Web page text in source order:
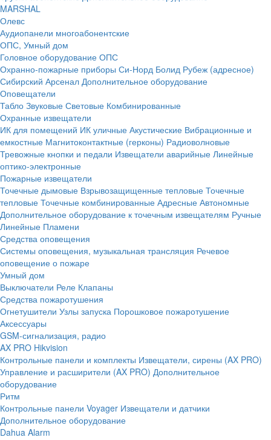
MARSHAL
Олевс
Аудиопанели многоабонентские
ОПС, Умный дом
Головное оборудование ОПС
Охранно-пожарные приборы Си-Норд Болид Рубеж (адресное)
Сибирский Арсенал Дополнительное оборудование
Оповещатели
Табло Звуковые Световые Комбинированные
Охранные извещатели
ИК для помещений ИК уличные Акустические Вибрационные и
емкостные Магнитоконтактные (герконы) Радиоволновые
Тревожные кнопки и педали Извещатели аварийные Линейные
оптико-электронные
Пожарные извещатели
Точечные дымовые Взрывозащищенные тепловые Точечные
тепловые Точечные комбинированные Адресные Автономные
Дополнительное оборудование к точечным извещателям Ручные
Линейные Пламени
Средства оповещения
Системы оповещения, музыкальная трансляция Речевое
оповещение о пожаре
Умный дом
Выключатели Реле Клапаны
Средства пожаротушения
Огнетушители Узлы запуска Порошковое пожаротушение
Аксессуары
GSM-сигнализация, радио
AX PRO Hikvision
Контрольные панели и комплекты Извещатели, сирены (AX PRO)
Управление и расширители (AX PRO) Дополнительное
оборудование
Ритм
Контрольные панели Voyager Извещатели и датчики
Дополнительное оборудование
Dahua Alarm